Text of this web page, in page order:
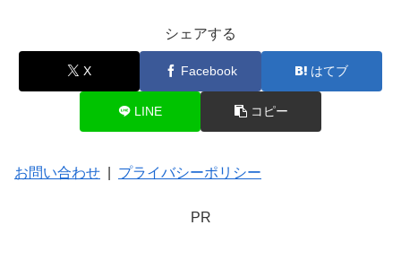
シェアする
X Facebook はてブ
LINE コピー
お問い合わせ プライバシーポリシー
PR